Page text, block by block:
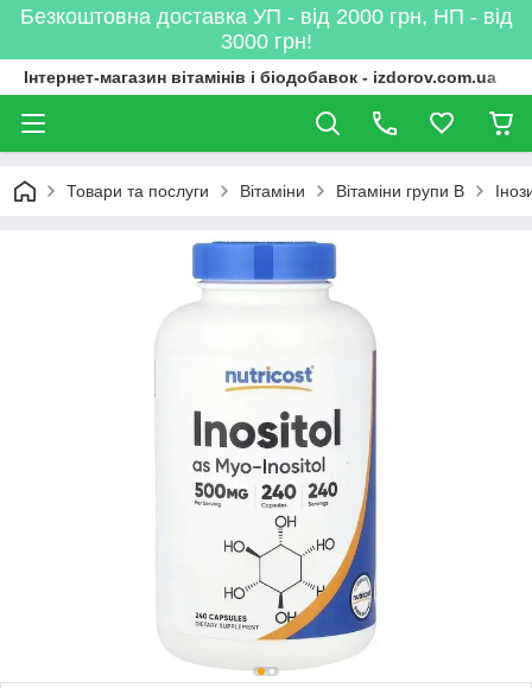
Безкоштовна доставка УП - від 2000 грн, НП - від
3000 грн!
Інтернет-магазин вітамінів і біодобавок - izdorov.com.ua
Товари та послуги Вітаміни Вітаміни групи B